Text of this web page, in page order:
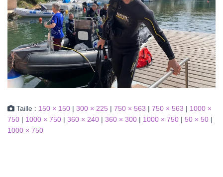
Taille : 150 × 150 | 300 × 225 | 750 × 563 | 750 × 563 | 1000 ×
750 | 1000 × 750 | 360 × 240 | 360 × 300 | 1000 × 750 | 50 × 50 |
1000 × 750